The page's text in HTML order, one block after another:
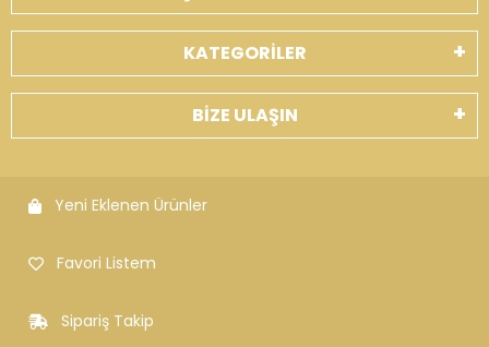
KATEGORİLER
BİZE ULAŞIN
Yeni Eklenen Ürünler
Favori Listem
Sipariş Takip